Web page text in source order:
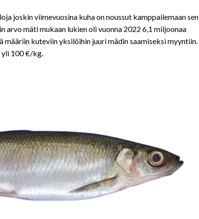
joskin viimevuosina kuha on noussut kamppailemaan sen
arvo mäti mukaan lukien oli vuonna 2022 6,1 miljoonaa
kuteviin yksilöihin juuri mädin saamiseksi myyntiin.
yli 100 €/kg.